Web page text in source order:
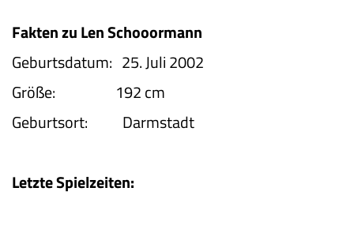
Fakten zu Len Schooormann
Geburtsdatum: 25. Juli 2002
Größe: 192 cm
Geburtsort: Darmstadt
Letzte Spielzeiten: